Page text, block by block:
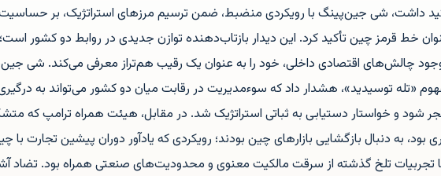
داشت، شی جین‌پینگ با رویکردی منضبط، ضمن ترسیم مرزهای استراتژیک، بر
خط قرمز چین تأکید کرد. این دیدار بازتاب‌دهنده توازن جدیدی در روابط دو کشور
چالش‌های اقتصادی داخلی، خود را به عنوان یک رقیب هم‌تراز معرفی می‌کند. شی
«تله توسیدید»، هشدار داد که سوءمدیریت در رقابت میان دو کشور می‌تواند به
شود و خواستار دستیابی به ثباتی استراتژیک شد. در مقابل، هیئت همراه ترامپ که
بود، به دنبال بازگشایی بازارهای چین بودند؛ رویکردی که یادآور دوران پیشین تجارت با
با تجربیات تلخ گذشته از سرقت مالکیت معنوی و محدودیت‌های صنعتی همراه بود. تضاد